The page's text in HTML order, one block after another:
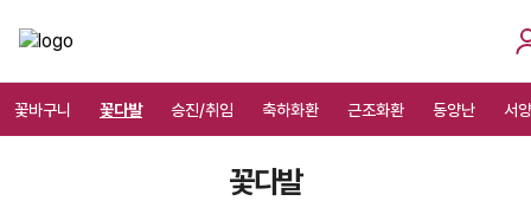
꽃바구니 꽃다발 승진/취임 축하화환 근조화환 동양난 서
꽃다발